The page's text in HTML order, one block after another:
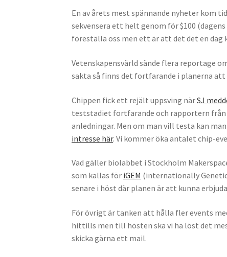
En av årets mest spännande nyheter kom
sekvensera ett helt genom för $100
föreställa oss men ett är att det det en dag
Vetenskapensvärld sände flera reportage
sakta så finns det fortfarande i planerna att
Chippen fick ett rejält uppsving närSJ
teststadiet fortfarande och rapportern
anledningar. Men om man vill testa kan
intresse här. Vi kommer öka antalet chip-
Vad gäller biolabbet i Stockholm
som kallas för iGEM (internationally
senare i höst där planen är att kunna
För övrigt är tanken att hålla fler events
hittills men till hösten ska vi ha löst det
skicka gärna ett mail.